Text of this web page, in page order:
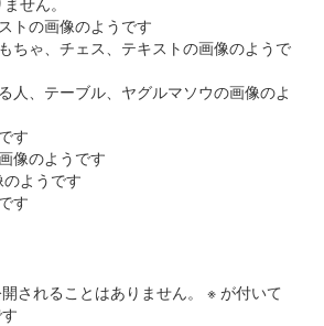
されることはありません。 ※ が付いて